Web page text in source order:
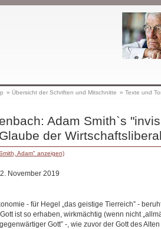
» Übersicht der Schriften und Mitschnitte » Texte und
Adam Smith`s
der
Adam" anzeigen)
November 2019
- für Hegel „das geistige Tierreich” -
ist so erhaben, wirkmächtig (wenn nicht
Gott” -, wie zuvor der Gott des